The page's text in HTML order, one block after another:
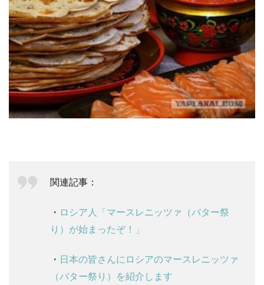
関連記事：
・ ロシア人「マースレニッツァ（バター祭
り）が始まったぞ！」
・ 日本の皆さんにロシアのマースレニッツァ
（バター祭り）を紹介します